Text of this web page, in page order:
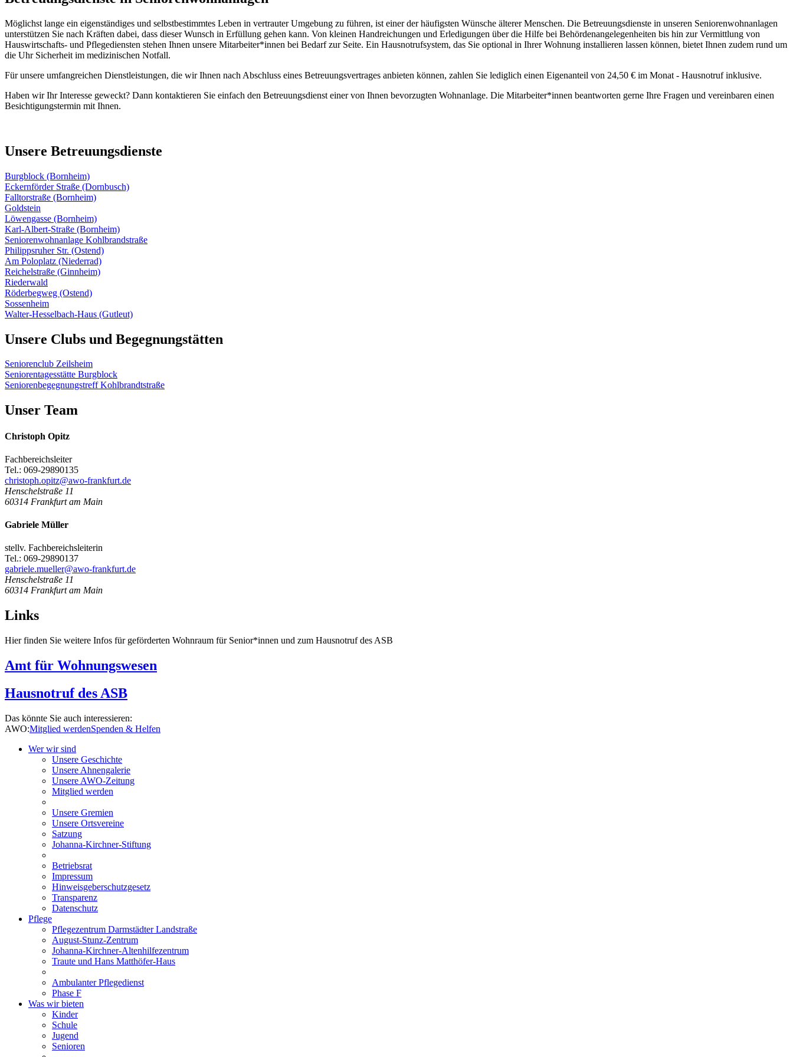
Möglichst lange ein eigenständiges und selbstbestimmtes Leben in vertrauter Umgebung zu führen, ist einer der häufigsten Wünsche älterer Menschen. Die Betreuungsdienste in unseren Seniorenwohnanlagen
unterstützen Sie nach Kräften dabei, dass dieser Wunsch in Erfüllung gehen kann. Von kleinen Handreichungen und Erledigungen über die Hilfe bei Behördenangelegenheiten bis hin zur Vermittlung von
Hauswirtschafts- und Pflegediensten stehen Ihnen unsere Mitarbeiter*innen bei Bedarf zur Seite. Ein Hausnotrufsystem, das Sie optional in Ihrer Wohnung installieren lassen können, bietet Ihnen zudem rund um
die Uhr Sicherheit im medizinischen Notfall.
Für unsere umfangreichen Dienstleistungen, die wir Ihnen nach Abschluss eines Betreuungsvertrages anbieten können, zahlen Sie lediglich einen Eigenanteil von 24,50 € im Monat - Hausnotruf inklusive.
Haben wir Ihr Interesse geweckt? Dann kontaktieren Sie einfach den Betreuungsdienst einer von Ihnen bevorzugten Wohnanlage. Die Mitarbeiter*innen beantworten gerne Ihre Fragen und vereinbaren einen
Besichtigungstermin mit Ihnen.
Unsere Betreuungsdienste
Burgblock (Bornheim)
Eckernförder Straße (Dornbusch)
Falltorstraße (Bornheim)
Goldstein
Löwengasse (Bornheim)
Karl-Albert-Straße (Bornheim)
Seniorenwohnanlage Kohlbrandstraße
Philippsruher Str. (Ostend)
Am Poloplatz (Niederrad)
Reichelstraße (Ginnheim)
Riederwald
Röderbegweg (Ostend)
Sossenheim
Walter-Hesselbach-Haus (Gutleut)
Unsere Clubs und Begegnungstätten
Seniorenclub Zeilsheim
Seniorentagesstätte Burgblock
Seniorenbegegnungstreff Kohlbrandtstraße
Unser Team
Christoph Opitz
Fachbereichsleiter
Tel.: 069-29890135
christoph.opitz@awo-frankfurt.de
Henschelstraße 11
60314 Frankfurt am Main
Gabriele Müller
stellv. Fachbereichsleiterin
Tel.: 069-29890137
gabriele.mueller@awo-frankfurt.de
Henschelstraße 11
60314 Frankfurt am Main
Links
Hier finden Sie weitere Infos für geförderten Wohnraum für Senior*innen und zum Hausnotruf des ASB
Amt für Wohnungswesen
Hausnotruf des ASB
Das könnte Sie auch interessieren:
AWO:Mitglied werdenSpenden & Helfen
Wer wir sind
Unsere Geschichte
Unsere Ahnengalerie
Unsere AWO-Zeitung
Mitglied werden
Unsere Gremien
Unsere Ortsvereine
Satzung
Johanna-Kirchner-Stiftung
Betriebsrat
Impressum
Hinweisgeberschutzgesetz
Transparenz
Datenschutz
Pflege
Pflegezentrum Darmstädter Landstraße
August-Stunz-Zentrum
Johanna-Kirchner-Altenhilfezentrum
Traute und Hans Matthöfer-Haus
Ambulanter Pflegedienst
Phase F
Was wir bieten
Kinder
Schule
Jugend
Senioren